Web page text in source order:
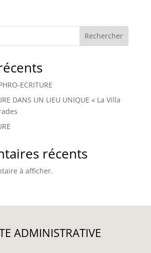
Rechercher
ECRITURE
DANS UN LIEU UNIQUE « La Villa
récents
à afficher.
ADMINISTRATIVE